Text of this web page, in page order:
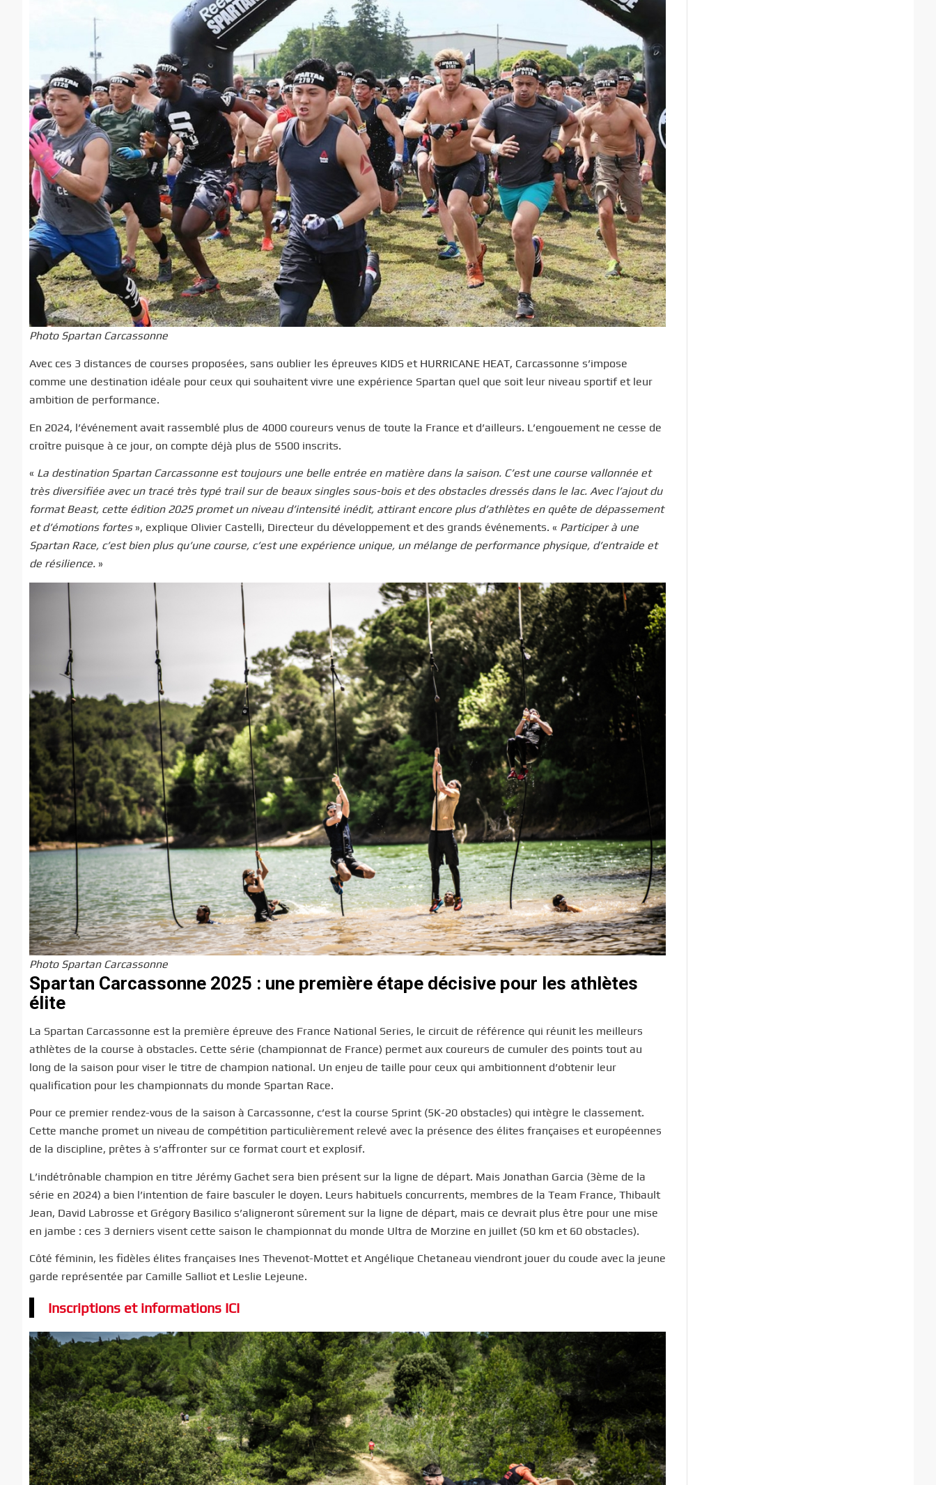
Photo Spartan Carcassonne
Avec ces 3 distances de courses proposées, sans oublier les épreuves KIDS et HURRICANE HEAT, Carcassonne s’impose
comme une destination idéale pour ceux qui souhaitent vivre une expérience Spartan quel que soit leur niveau sportif et leur
ambition de performance.
En 2024, l’événement avait rassemblé plus de 4000 coureurs venus de toute la France et d’ailleurs. L’engouement ne cesse de
croître puisque à ce jour, on compte déjà plus de 5500 inscrits.
« La destination Spartan Carcassonne est toujours une belle entrée en matière dans la saison. C’est une course vallonnée et
très diversifiée avec un tracé très typé trail sur de beaux singles sous-bois et des obstacles dressés dans le lac. Avec l’ajout du
format Beast, cette édition 2025 promet un niveau d’intensité inédit, attirant encore plus d’athlètes en quête de dépassement
et d’émotions fortes», explique Olivier Castelli, Directeur du développement et des grands événements. « Participer à une
Spartan Race, c’est bien plus qu’une course, c’est une expérience unique, un mélange de performance physique, d’entraide et
de résilience. »
Photo Spartan Carcassonne
Spartan Carcassonne 2025 : une première étape décisive pour les athlètes
élite
La Spartan Carcassonne est la première épreuve des France National Series, le circuit de référence qui réunit les meilleurs
athlètes de la course à obstacles. Cette série (championnat de France) permet aux coureurs de cumuler des points tout au
long de la saison pour viser le titre de champion national. Un enjeu de taille pour ceux qui ambitionnent d’obtenir leur
qualification pour les championnats du monde Spartan Race.
Pour ce premier rendez-vous de la saison à Carcassonne, c’est la course Sprint (5K-20 obstacles) qui intègre le classement.
Cette manche promet un niveau de compétition particulièrement relevé avec la présence des élites françaises et européennes
de la discipline, prêtes à s’affronter sur ce format court et explosif.
L’indétrônable champion en titre Jérémy Gachet sera bien présent sur la ligne de départ. Mais Jonathan Garcia (3ème de la
série en 2024) a bien l’intention de faire basculer le doyen. Leurs habituels concurrents, membres de la Team France, Thibault
Jean, David Labrosse et Grégory Basilico s’aligneront sûrement sur la ligne de départ, mais ce devrait plus être pour une mise
en jambe : ces 3 derniers visent cette saison le championnat du monde Ultra de Morzine en juillet (50 km et 60 obstacles).
Côté féminin, les fidèles élites françaises Ines Thevenot-Mottet et Angélique Chetaneau viendront jouer du coude avec la jeune
garde représentée par Camille Salliot et Leslie Lejeune.
Inscriptions et informations ICI